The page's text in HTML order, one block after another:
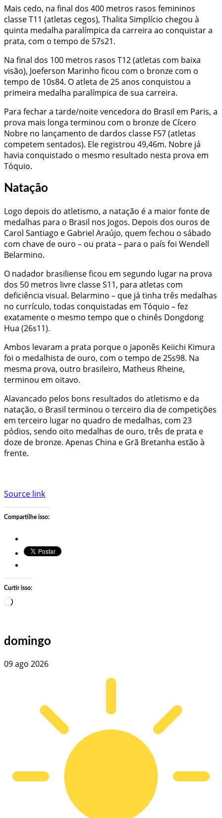
Mais cedo, na final dos 400 metros rasos femininos
classe T11 (atletas cegos), Thalita Simplício chegou à
quinta medalha paralímpica da carreira ao conquistar a
prata, com o tempo de 57s21.
Na final dos 100 metros rasos T12 (atletas com baixa
visão), Joeferson Marinho ficou com o bronze com o
tempo de 10s84. O atleta de 25 anos conquistou a
primeira medalha paralímpica de sua carreira.
Para fechar a tarde/noite vencedora do Brasil em Paris, a
prova mais longa terminou com o bronze de Cícero
Nobre no lançamento de dardos classe F57 (atletas
competem sentados). Ele registrou 49,46m. Nobre já
havia conquistado o mesmo resultado nesta prova em
Tóquio.
Natação
Logo depois do atletismo, a natação é a maior fonte de
medalhas para o Brasil nos Jogos. Depois dos ouros de
Carol Santiago e Gabriel Araújo, quem fechou o sábado
com chave de ouro – ou prata – para o país foi Wendell
Belarmino.
O nadador brasiliense ficou em segundo lugar na prova
dos 50 metros livre classe S11, para atletas com
deficiência visual. Belarmino – que já tinha três medalhas
no currículo, todas conquistadas em Tóquio – fez
exatamente o mesmo tempo que o chinês Dongdong
Hua (26s11).
Ambos levaram a prata porque o japonês Keiichi Kimura
foi o medalhista de ouro, com o tempo de 25s98. Na
mesma prova, outro brasileiro, Matheus Rheine,
terminou em oitavo.
Alavancado pelos bons resultados do atletismo e da
natação, o Brasil terminou o terceiro dia de competições
em terceiro lugar no quadro de medalhas, com 23
pódios, sendo oito medalhas de ouro, três de prata e
doze de bronze. Apenas China e Grã Bretanha estão à
frente.
Source link
Compartilhe isso:
Curtir isso:
Carregando…
domingo
09 ago 2026